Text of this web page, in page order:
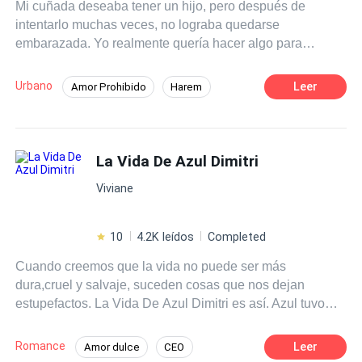
cualquier reproducción parcial o total de la misma será
penado por la ley**
Mi cuñada deseaba tener un hijo, pero después de
intentarlo muchas veces, no lograba quedarse
embarazada. Yo realmente quería hacer algo para
Urbano Amor Prohibido Harem Leer
La Vida De Azul Dimitri
Viviane
10 4.2K leídos Completed
Cuando creemos que la vida no puede ser más
dura,cruel y salvaje, suceden cosas que nos dejan
estupefactos. La Vida De Azul Dimitri es así. Azul tuvo
su familia y entre todas las piedras que se cruzó en el
Romance Amor dulce CEO Leer